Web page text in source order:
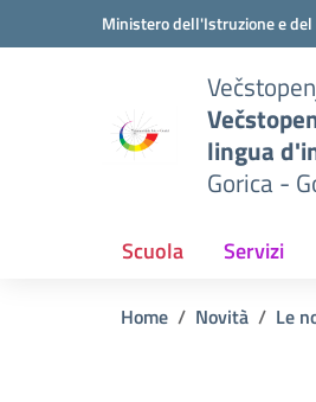
Vai ai contenuti
Vai al menu di navigazione
Ministero dell'Istruzione e
lingua
Gorica -
Scuola Servizi
Home Novità Le